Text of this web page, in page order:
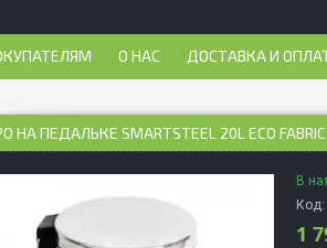
О НАС ДОСТАВКА И
НА ПЕДАЛЬКЕ SMARTSTEEL 20L ECO FABRIC
В
Код:
1